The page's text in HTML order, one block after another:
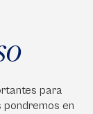
para
pondremos en